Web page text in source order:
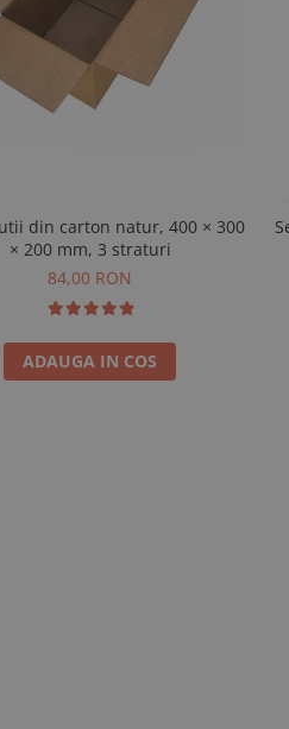
din carton natur, 400 × 300
× 200 mm, 3 straturi
84,00 RON
ADAUGA IN COS